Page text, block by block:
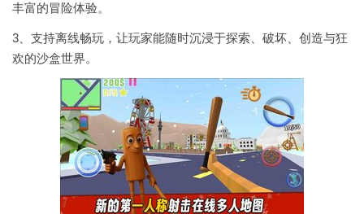
丰富的冒险体验。
3、支持离线畅玩，让玩家能随时沉浸于探索、破坏、创造与狂
欢的沙盒世界。